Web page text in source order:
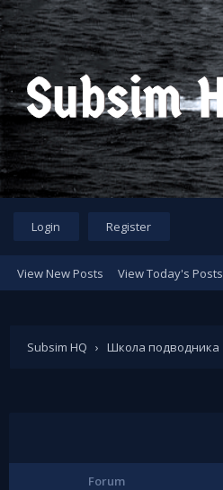
Login Register
View New Posts View Today's Posts
Subsim HQ › Школа подводника
Forum